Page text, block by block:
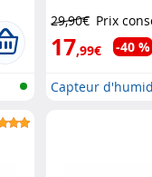
29,90€ Prix
17,99€ -40 %
Capteur